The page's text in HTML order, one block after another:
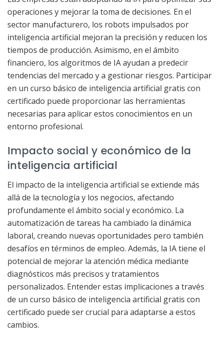
operaciones y mejorar la toma de decisiones. En el
sector manufacturero, los robots impulsados por
inteligencia artificial mejoran la precisión y reducen los
tiempos de producción. Asimismo, en el ámbito
financiero, los algoritmos de IA ayudan a predecir
tendencias del mercado y a gestionar riesgos. Participar
en un curso básico de inteligencia artificial gratis con
certificado puede proporcionar las herramientas
necesarias para aplicar estos conocimientos en un
entorno profesional.
Impacto social y económico de la
inteligencia artificial
El impacto de la inteligencia artificial se extiende más
allá de la tecnología y los negocios, afectando
profundamente el ámbito social y económico. La
automatización de tareas ha cambiado la dinámica
laboral, creando nuevas oportunidades pero también
desafíos en términos de empleo. Además, la IA tiene el
potencial de mejorar la atención médica mediante
diagnósticos más precisos y tratamientos
personalizados. Entender estas implicaciones a través
de un curso básico de inteligencia artificial gratis con
certificado puede ser crucial para adaptarse a estos
cambios.